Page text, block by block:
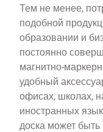
Тем не менее,
подобной
образовании и
постоянно
магнитно-
удобный
офисах, школах,
иностранных
доска может